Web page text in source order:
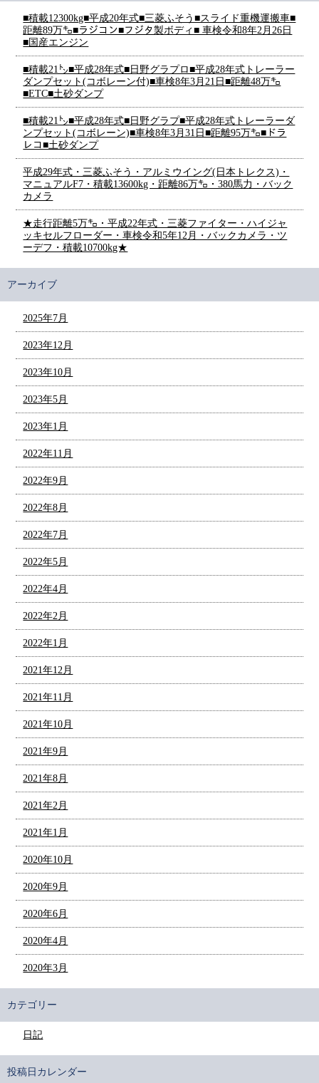
■積載12300kg■平成20年式■三菱ふそう■スライド重機運搬車■
距離89万㌔■ラジコン■フジタ製ボディ■ 車検令和8年2月26日
■国産エンジン
■積載21㌧■平成28年式■日野グラプロ■平成28年式トレーラー
ダンプセット(コボレーン付)■車検8年3月21日■距離48万㌔
■ETC■土砂ダンプ
■積載21㌧■平成28年式■日野グラプ■平成28年式トレーラーダ
ンプセット(コボレーン)■車検8年3月31日■距離95万㌔■ドラ
レコ■土砂ダンプ
平成29年式・三菱ふそう・アルミウイング(日本トレクス)・
マニュアルF7・積載13600kg・距離86万㌔・380馬力・バック
カメラ
★走行距離5万㌔・平成22年式・三菱ファイター・ハイジャ
ッキセルフローダー・車検令和5年12月・バックカメラ・ツ
ーデフ・積載10700kg★
アーカイブ
2025年7月
2023年12月
2023年10月
2023年5月
2023年1月
2022年11月
2022年9月
2022年8月
2022年7月
2022年5月
2022年4月
2022年2月
2022年1月
2021年12月
2021年11月
2021年10月
2021年9月
2021年8月
2021年2月
2021年1月
2020年10月
2020年9月
2020年6月
2020年4月
2020年3月
カテゴリー
日記
投稿日カレンダー